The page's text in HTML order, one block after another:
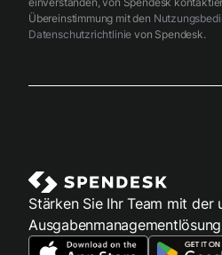
Übereinstimmung mit den
Datenschutzrichtlinie von Spendesk.
Stärken Sie Ihr Team mit der
Ausgabenmanagementlösung